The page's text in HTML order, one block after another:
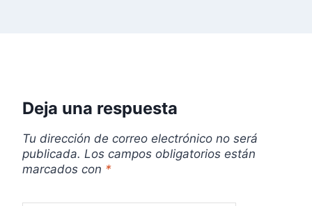
d
a
s
Deja una respuesta
Tu dirección de correo electrónico no será
publicada. Los campos obligatorios están
marcados con *